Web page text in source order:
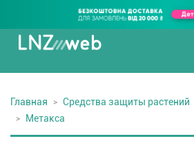
Главная Средства защиты растений
Метакса